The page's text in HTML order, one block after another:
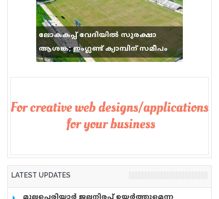
ലോകകപ്പ് വേദിയിൽ സുരക്ഷാ
ആശങ്ക; ഇംഗ്ലണ്ട് ക്യാമ്പിന് സമീപം
വെടിവെപ്പ്, 9 പേർക്ക് പരിക്ക്
LATEST UPDATES
മുല്ലപ്പെരിയാർ ജലനിരപ്പ് ഉയർത്തുമെന്ന